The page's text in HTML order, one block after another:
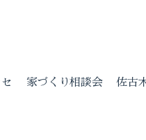
家づくり相談会 佐古